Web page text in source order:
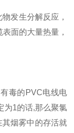
发生分解反应，
面的大量热量，
毒的PVC电线电
为1的话,那么聚氯
烟雾中的存活就